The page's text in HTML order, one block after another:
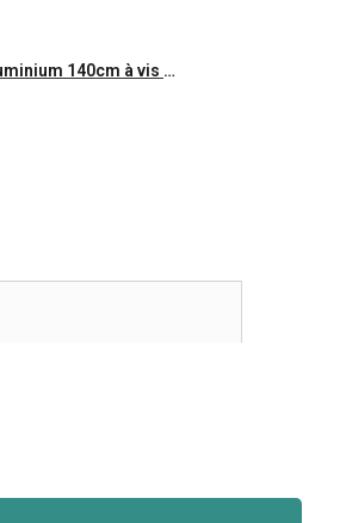
Aperçu rapide Manche aluminium 140cm à vis double fonction